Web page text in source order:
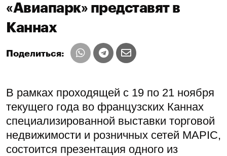
«Авиапарк» представят в
Каннах
Поделиться:
В рамках проходящей с 19 по 21 ноября
текущего года во французских Каннах
специализированной выставки торговой
недвижимости и розничных сетей МAPIC,
состоится презентация одного из